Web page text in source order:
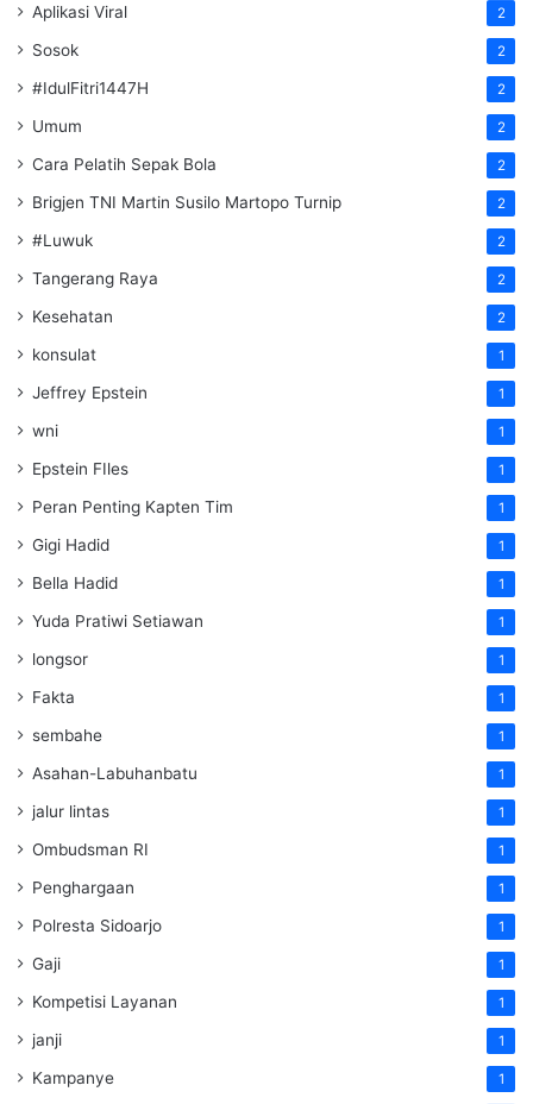
Aplikasi Viral 2
Sosok 2
#IdulFitri1447H 2
Umum 2
Cara Pelatih Sepak Bola 2
Brigjen TNI Martin Susilo Martopo Turnip 2
#Luwuk 2
Tangerang Raya 2
Kesehatan 2
konsulat 1
Jeffrey Epstein 1
wni 1
Epstein FIles 1
Peran Penting Kapten Tim 1
Gigi Hadid 1
Bella Hadid 1
Yuda Pratiwi Setiawan 1
longsor 1
Fakta 1
sembahe 1
Asahan-Labuhanbatu 1
jalur lintas 1
Ombudsman RI 1
Penghargaan 1
Polresta Sidoarjo 1
Gaji 1
Kompetisi Layanan 1
janji 1
Kampanye 1